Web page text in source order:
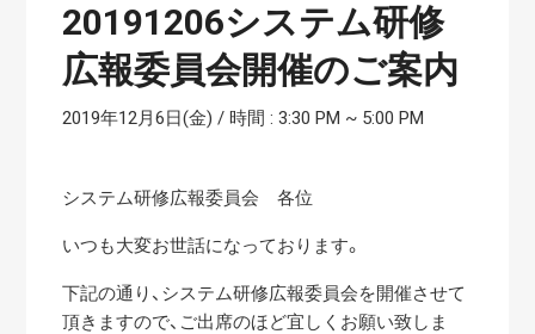
20191206システム研修
広報委員会開催のご案内
2019年12月6日(金) / 時間 : 3:30 PM ~ 5:00 PM
システム研修広報委員会 各位
いつも大変お世話になっております。
下記の通り、システム研修広報委員会を開催させて
頂きますので、ご出席のほど宜しくお願い致しま